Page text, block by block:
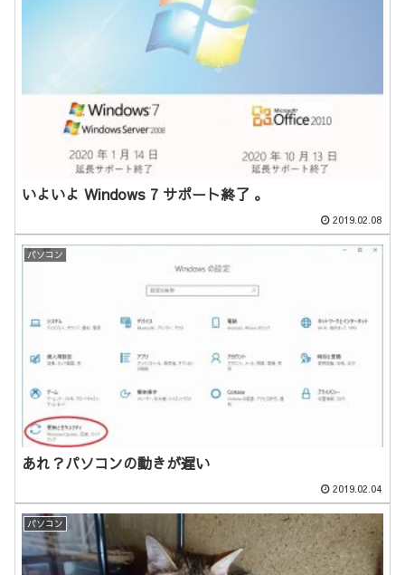
いよいよ Windows 7 サポート終了 。
2019.02.08
パソコン
あれ？パソコンの動きが遅い
2019.02.04
パソコン